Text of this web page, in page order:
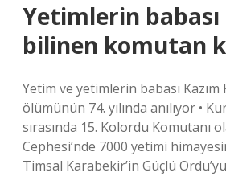
Yetimlerin
bilinen komutan
Yetim ve yetimlerin babası
ölümünün 74. yılında anılıyor •
sırasında 15. Kolordu Komutanı
Cephesi’nde 7000 yetimi
Timsal Karabekir’in Güçlü